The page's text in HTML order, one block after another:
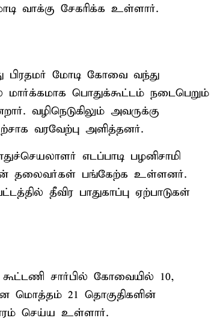
வாக்கு சேகரிக்க உள்ளார்.
பிரதமர் மோடி கோவை வந்து
மார்க்கமாக பொதுக்கூட்டம் நடைபெறும்
வழிநெடுகிலும் அவருக்கு
வரவேற்பு அளித்தனர்.
எடப்பாடி பழனிசாமி
தலைவர்கள் பங்கேற்க உள்ளனர்.
தீவிர பாதுகாப்பு ஏற்பாடுகள்
சார்பில் கோவையில் 10,
என மொத்தம் 21 தொகுதிகளின்
செய்ய உள்ளார்.